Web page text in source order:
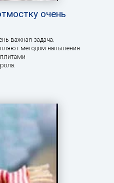
очень
важная задача.
методом напыления